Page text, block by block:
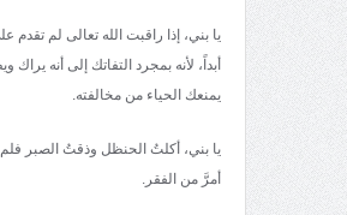
يا بني، إذا راقبت الله تعالى لم تقدم
أبداً، لأنه بمجرد التفاتك إلى أنه يراك
يمنعك الحياء من مخالفته.
يا بني، أكلتُ الحنظل وذقتُ الصبر فلم
أمرَّ من الفقر.